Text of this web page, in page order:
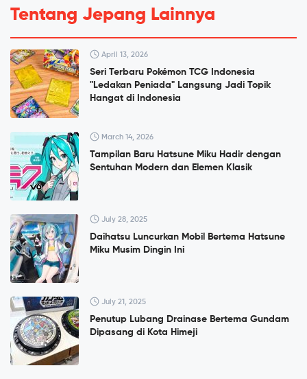
Tentang Jepang Lainnya
April 13, 2026
Seri Terbaru Pokémon TCG Indonesia
"Ledakan Peniada" Langsung Jadi Topik
Hangat di Indonesia
March 14, 2026
Tampilan Baru Hatsune Miku Hadir dengan
Sentuhan Modern dan Elemen Klasik
July 28, 2025
Daihatsu Luncurkan Mobil Bertema Hatsune
Miku Musim Dingin Ini
July 21, 2025
Penutup Lubang Drainase Bertema Gundam
Dipasang di Kota Himeji